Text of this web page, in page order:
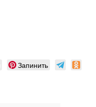
Запинить